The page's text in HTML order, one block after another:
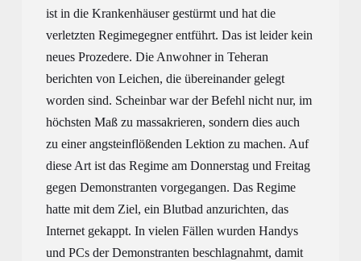
ist in die Krankenhäuser gestürmt und hat die
verletzten Regimegegner entführt. Das ist leider kein
neues Prozedere. Die Anwohner in Teheran
berichten von Leichen, die übereinander gelegt
worden sind. Scheinbar war der Befehl nicht nur, im
höchsten Maß zu massakrieren, sondern dies auch
zu einer angsteinflößenden Lektion zu machen. Auf
diese Art ist das Regime am Donnerstag und Freitag
gegen Demonstranten vorgegangen. Das Regime
hatte mit dem Ziel, ein Blutbad anzurichten, das
Internet gekappt. In vielen Fällen wurden Handys
und PCs der Demonstranten beschlagnahmt, damit